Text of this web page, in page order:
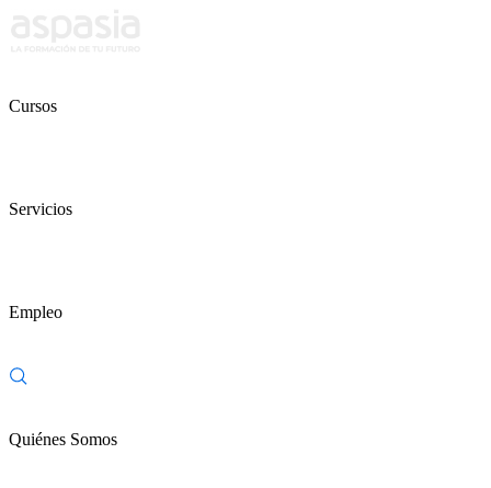
Cursos
Servicios
Empleo
Quiénes Somos